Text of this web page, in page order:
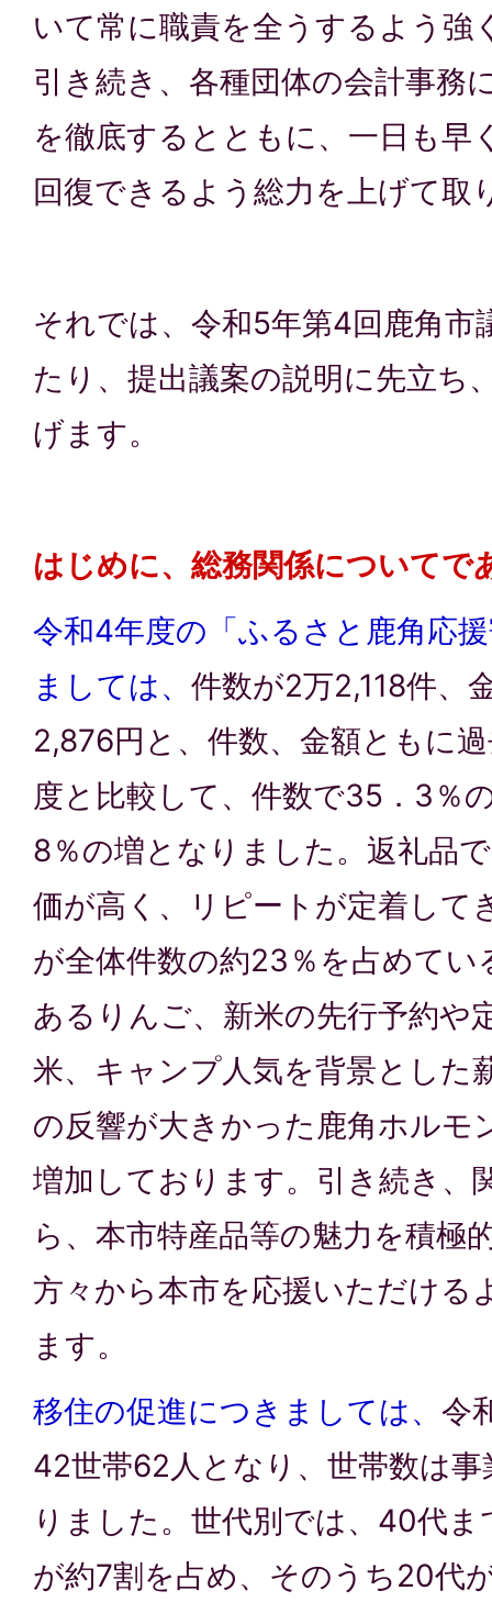
いて常に職責を全うするよう強
引き続き、各種団体の会計事務
を徹底するとともに、一日も早
回復できるよう総力を上げて取
それでは、令和5年第4回鹿角市
たり、提出議案の説明に先立ち
げます。
はじめに、総務関係についてで
令和4年度の「ふるさと鹿角応
ましては、 件数が2万2,118件、
2,876円と、件数、金額ともに
度と比較して、件数で35．3％
8％の増となりました。返礼品
価が高く、リピートが定着して
が全体件数の約23％を占めてい
あるりんご、新米の先行予約や
米、キャンプ人気を背景とした
の反響が大きかった鹿角ホルモ
増加しております。引き続き、
ら、本市特産品等の魅力を積極
方々から本市を応援いただける
ます。
移住の促進につきましては、 令
42世帯62人となり、世帯数は
りました。世代別では、40代
が約7割を占め、そのうち20代